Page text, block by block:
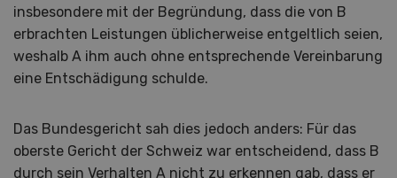
insbesondere mit der Begründung, dass die von B
erbrachten Leistungen üblicherweise entgeltlich seien,
weshalb A ihm auch ohne entsprechende Vereinbarung
eine Entschädigung schulde.
Das Bundesgericht sah dies jedoch anders: Für das
oberste Gericht der Schweiz war entscheidend, dass B
durch sein Verhalten A nicht zu erkennen gab, dass er